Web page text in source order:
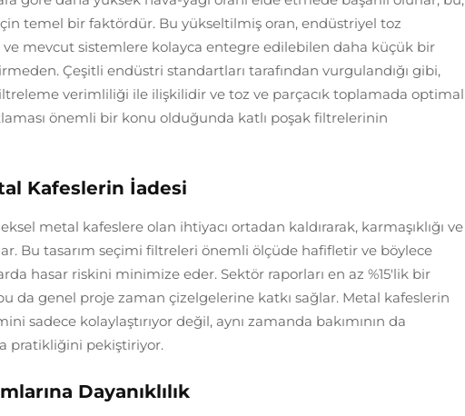
temel bir faktördür. Bu yükseltilmiş oran, endüstriyel toz
ve mevcut sistemlere kolayca entegre edilebilen daha küçük bir
Çeşitli endüstri standartları tarafından vurgulandığı gibi,
verimliliği ile ilişkilidir ve toz ve parçacık toplamada optimal
önemli bir konu olduğunda katlı poşak filtrelerinin
Kafeslerin İadesi
metal kafeslere olan ihtiyacı ortadan kaldırarak, karmaşıklığı ve
Bu tasarım seçimi filtreleri önemli ölçüde hafifletir ve böylece
hasar riskini minimize eder. Sektör raporları en az %15'lik bir
da genel proje zaman çizelgelerine katkı sağlar. Metal kafeslerin
sadece kolaylaştırıyor değil, aynı zamanda bakımının da
pratikliğini pekiştiriyor.
Dayanıklılık